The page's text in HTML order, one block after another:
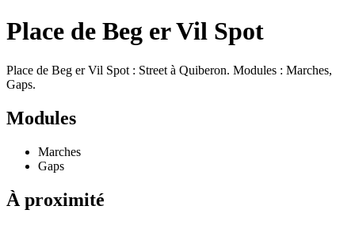
Place de Beg er Vil Spot
Place de Beg er Vil Spot : Street à Quiberon. Modules : Marches,
Gaps.
Modules
Marches
Gaps
À proximité